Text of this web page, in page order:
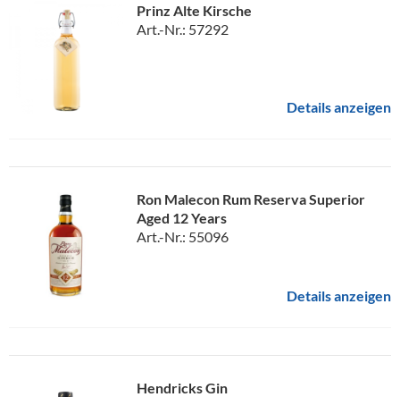
Prinz Alte Kirsche
Art.-Nr.: 57292
Details anzeigen
Ron Malecon Rum Reserva Superior
Aged 12 Years
Art.-Nr.: 55096
Details anzeigen
Hendricks Gin